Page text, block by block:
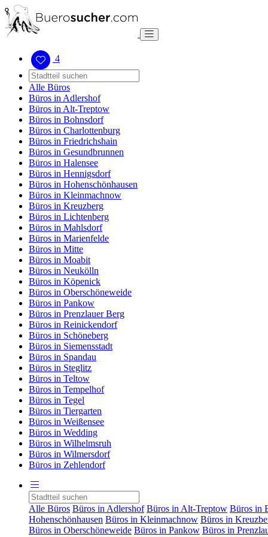
4
Alle Büros
Büros in Adlershof
Büros in Alt-Treptow
Büros in Bohnsdorf
Büros in Charlottenburg
Büros in Friedrichshain
Büros in Gesundbrunnen
Büros in Halensee
Büros in Hennigsdorf
Büros in Hohenschönhausen
Büros in Kleinmachnow
Büros in Kreuzberg
Büros in Lichtenberg
Büros in Mahlsdorf
Büros in Marienfelde
Büros in Mitte
Büros in Moabit
Büros in Neukölln
Büros in Köpenick
Büros in Oberschöneweide
Büros in Pankow
Büros in Prenzlauer Berg
Büros in Reinickendorf
Büros in Schöneberg
Büros in Siemensstadt
Büros in Spandau
Büros in Steglitz
Büros in Teltow
Büros in Tempelhof
Büros in Tegel
Büros in Tiergarten
Büros in Weißensee
Büros in Wedding
Büros in Wilhelmsruh
Büros in Wilmersdorf
Büros in Zehlendorf
Alle Büros Büros in Adlershof Büros in Alt-Treptow Büros in
Hohenschönhausen Büros in Kleinmachnow Büros in
Büros in Oberschöneweide Büros in Pankow Büros in